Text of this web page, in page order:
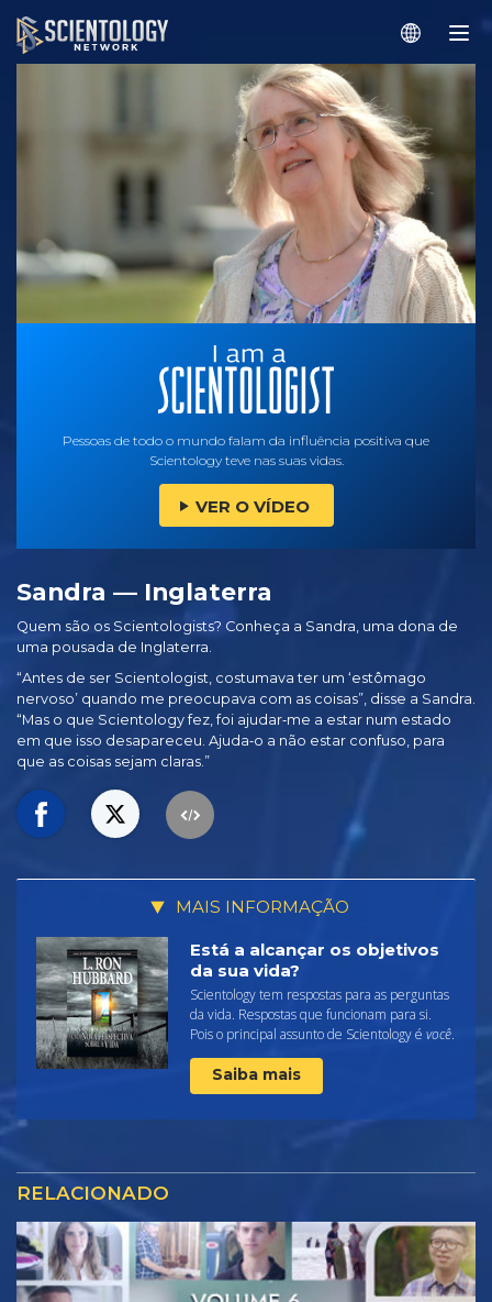
Pessoas de todo o mundo falam da influência positiva que
Scientology teve nas suas vidas.
VER O VÍDEO
Sandra — Inglaterra
Quem são os Scientologists? Conheça a Sandra, uma dona de
uma pousada de Inglaterra.
“Antes de ser Scientologist, costumava ter um ‘estômago
nervoso’ quando me preocupava com as coisas”, disse a Sandra.
“Mas o que Scientology fez, foi ajudar‑me a estar num estado
em que isso desapareceu. Ajuda‑o a não estar confuso, para
que as coisas sejam claras.”
MAIS INFORMAÇÃO
Está a alcançar os objetivos
da sua vida?
Scientology tem respostas para as perguntas
da vida. Respostas que funcionam para si.
Pois o principal assunto de Scientology é você.
Saiba mais
RELACIONADO